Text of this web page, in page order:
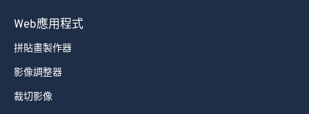
Web應用程式
拼貼畫製作器
影像調整器
裁切影像